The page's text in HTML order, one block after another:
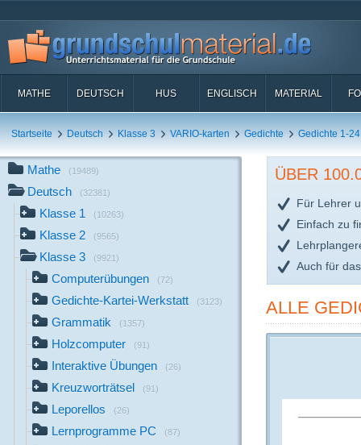
MATHE DEUTSCH HUS ENGLISCH MATERIAL
Startseite Deutsch Klasse 3 VARIO-karten Gedichte Gedichte 1-24
Mathe (19489)
Deutsch (32381)
Klasse 1 (10263)
Klasse 2 (9565)
Klasse 3 (9921)
Computerübungen (72)
Gedichte-Kartei-Werkstatt (3123)
Grammatik (1357)
Holzcomputer (91)
Interaktive Übungen (26)
Kreuzworträtsel (91)
Leporellos (26)
Lernprogramme PC (87)
ÜBER
Für Lehrer
Einfach zu
Auch für
ALLE